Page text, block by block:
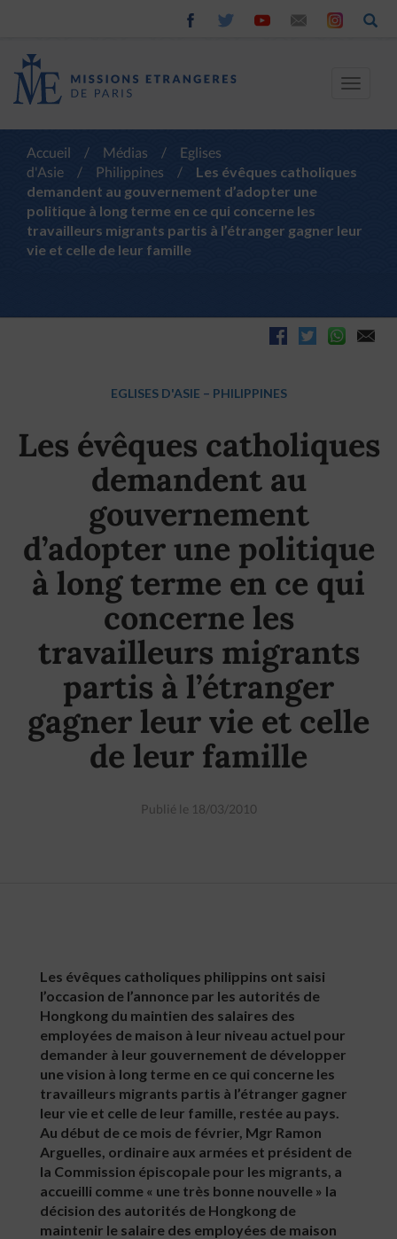
Toggle
Accueil / Médias /
Eglises
d'Asie
/ Philippines /
Les évêques catholiques
demandent au gouvernement d’adopter une
politique à long terme en ce qui concerne les
travailleurs migrants partis à l’étranger gagner leur
vie et celle de leur famille
EGLISES D'ASIE – PHILIPPINES
Les évêques catholiques
demandent au
gouvernement
d’adopter une politique
à long terme en ce qui
concerne les
travailleurs migrants
partis à l’étranger
gagner leur vie et celle
de leur famille
Publié le 18/03/2010
Les évêques catholiques philippins ont saisi
l’occasion de l’annonce par les autorités de
Hongkong du maintien des salaires des
employées de maison à leur niveau actuel pour
demander à leur gouvernement de développer
une vision à long terme en ce qui concerne les
travailleurs migrants partis à l’étranger gagner
leur vie et celle de leur famille, restée au pays.
Au début de ce mois de février, Mgr Ramon
Arguelles, ordinaire aux armées et président de
la Commission épiscopale pour les migrants, a
accueilli comme « une très bonne nouvelle » la
décision des autorités de Hongkong de
maintenir le salaire des employées de maison